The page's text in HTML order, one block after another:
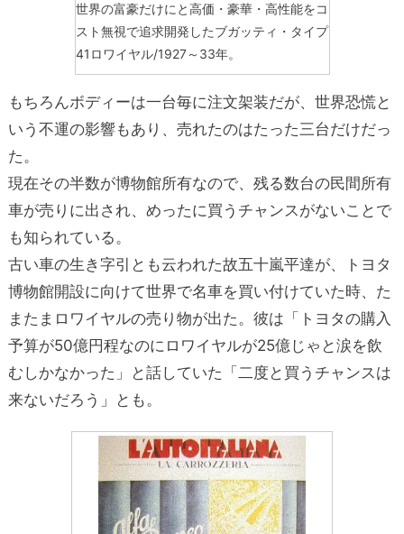
世界の富豪だけにと高価・豪華・高性能をコ
スト無視で追求開発したブガッティ・タイプ
41ロワイヤル/1927～33年。
もちろんボディーは一台毎に注文架装だが、世界恐慌と
いう不運の影響もあり、売れたのはたった三台だけだっ
た。
現在その半数が博物館所有なので、残る数台の民間所有
車が売りに出され、めったに買うチャンスがないことで
も知られている。
古い車の生き字引とも云われた故五十嵐平達が、トヨタ
博物館開設に向けて世界で名車を買い付けていた時、た
またまロワイヤルの売り物が出た。彼は「トヨタの購入
予算が50億円程なのにロワイヤルが25億じゃと涙を飲
むしかなかった」と話していた「二度と買うチャンスは
来ないだろう」とも。